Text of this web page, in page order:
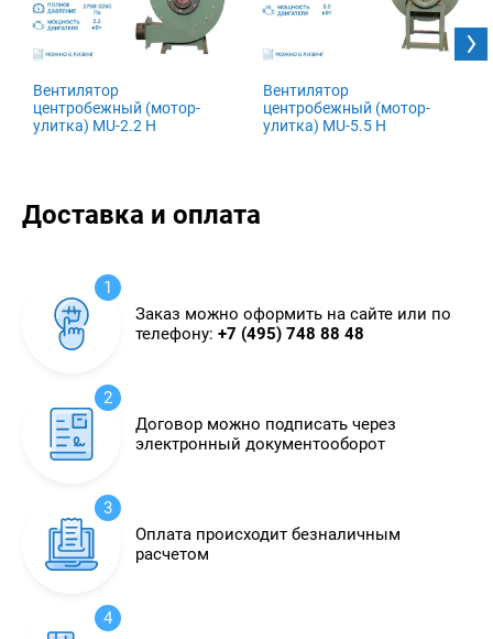
Вентилятор
центробежный (мотор-
улитка) MU-2.2 H
Вентилятор
центробежный (мотор-
улитка) MU-5.5 H
Доставка и оплата
1
Заказ можно оформить на сайте или по
телефону: +7 (495) 748 88 48
2
Договор можно подписать через
электронный документооборот
3
Оплата происходит безналичным
расчетом
4